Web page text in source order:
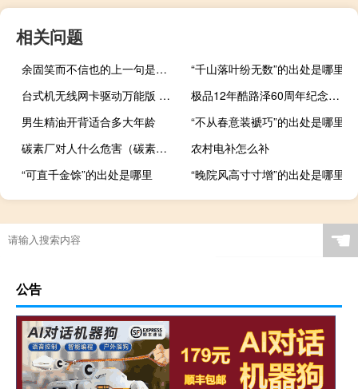
相关问题
余固笑而不信也的上一句是什么
“千山落叶纷无数”的出处是哪里
台式机无线网卡驱动万能版 Win7 最新免费版（台式机无线网卡驱动万能版 Win7 最新免费版功能简介）
极品12年酷路泽60周年纪念版（极品12）
男生精油开背适合多大年龄
“不从春意装褫巧”的出处是哪里
碳素厂对人什么危害（碳素厂）
农村电补怎么补
“可直千金馀”的出处是哪里
“晚院风高寸寸增”的出处是哪里
☚
公告